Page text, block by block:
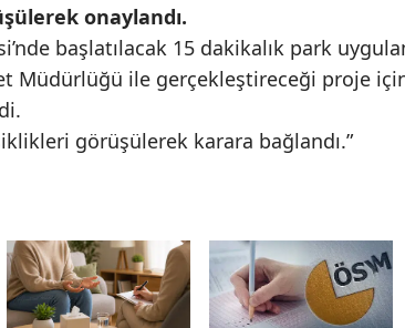
onaylandı.
başlatılacak 15 dakikalık park
Müdürlüğü ile gerçekleştireceği proje
görüşülerek karara bağlandı.”